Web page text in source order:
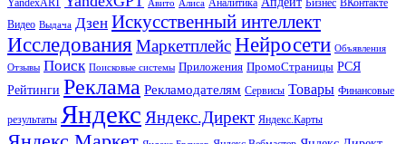
Авито Алиса
Видео Выдача Дзен Искусственный интеллект
Исследования МаркетплейсНейросети Объявления
Отзывы Поиск Поисковые системы Приложения ПромоСтраницы РСЯ
Рейтинги Реклама Рекламодателям Сервисы Товары Финансовые
результаты Яндекс Яндекс.Директ Яндекс.Карты